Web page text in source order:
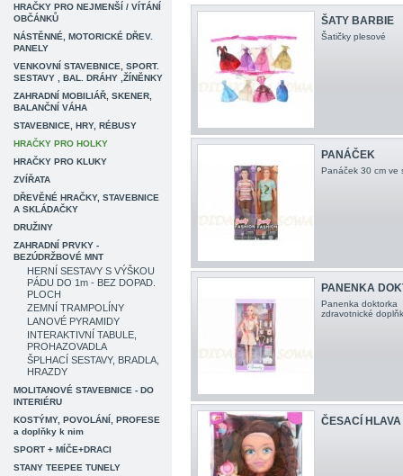
HRAČKY PRO NEJMENŠÍ / VÍTÁNÍ
OBČÁNKŮ
NÁSTĚNNÉ, MOTORICKÉ DŘEV.
PANELY
VENKOVNÍ STAVEBNICE, SPORT.
SESTAVY , BAL. DRÁHY ,ŽÍNĚNKY
ZAHRADNÍ MOBILIÁŘ, SKENER,
BALANČNÍ VÁHA
STAVEBNICE, HRY, RÉBUSY
HRAČKY PRO HOLKY
HRAČKY PRO KLUKY
ZVÍŘATA
DŘEVĚNÉ HRAČKY, STAVEBNICE
A SKLÁDAČKY
DRUŽINY
ZAHRADNÍ PRVKY -
BEZÚDRŽBOVÉ MNT
HERNÍ SESTAVY S VÝŠKOU
PÁDU DO 1m - BEZ DOPAD.
PLOCH
ZEMNÍ TRAMPOLÍNY
LANOVÉ PYRAMIDY
INTERAKTIVNÍ TABULE,
PROHAZOVADLA
ŠPLHACÍ SESTAVY, BRADLA,
HRAZDY
MOLITANOVÉ STAVEBNICE - DO
INTERIÉRU
KOSTÝMY, POVOLÁNÍ, PROFESE
a doplňky k nim
SPORT + MÍČE+DRACI
STANY TEEPEE TUNELY
ŠATY BARBIE
Šatičky plesové
PANÁČEK
Panáček 30 cm ve
PANENKA
Panenka doktorka
zdravotnické
ČESACÍ HLAVA